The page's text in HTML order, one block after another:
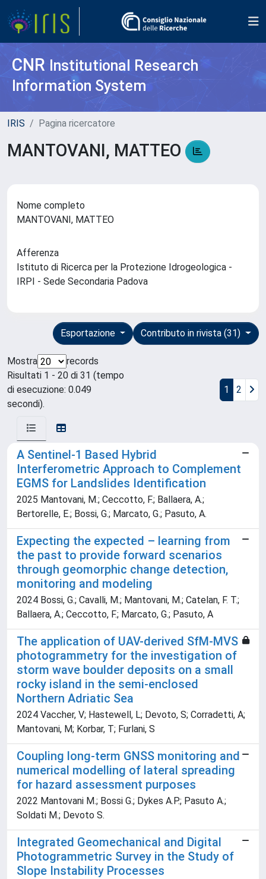
CNR Institutional Research
Information System
IRIS Pagina ricercatore
MANTOVANI, MATTEO
Nome completo
MANTOVANI, MATTEO
Afferenza
Istituto di Ricerca per la Protezione Idrogeologica -
IRPI - Sede Secondaria Padova
Contributo in rivista (31)
Esportazione
Mostra
records
Risultati 1 - 20 di 31 (tempo
di esecuzione: 0.049
secondi).
1 2
A Sentinel-1 Based Hybrid
Interferometric Approach to Complement
EGMS for Landslides Identification
2025 Mantovani, M.; Ceccotto, F.; Ballaera, A.;
Bertorelle, E.; Bossi, G.; Marcato, G.; Pasuto, A.
Expecting the expected – learning from
the past to provide forward scenarios
through geomorphic change detection,
monitoring and modeling
2024 Bossi, G.; Cavalli, M.; Mantovani, M.; Catelan, F. T.;
Ballaera, A.; Ceccotto, F.; Marcato, G.; Pasuto, A
The application of UAV-derived SfM-MVS
photogrammetry for the investigation of
storm wave boulder deposits on a small
rocky island in the semi-enclosed
Northern Adriatic Sea
2024 Vaccher, V; Hastewell, L; Devoto, S; Corradetti, A;
Mantovani, M; Korbar, T; Furlani, S
Coupling long-term GNSS monitoring and
numerical modelling of lateral spreading
for hazard assessment purposes
2022 Mantovani M.; Bossi G.; Dykes A.P.; Pasuto A.;
Soldati M.; Devoto S.
Integrated Geomechanical and Digital
Photogrammetric Survey in the Study of
Slope Instability Processes